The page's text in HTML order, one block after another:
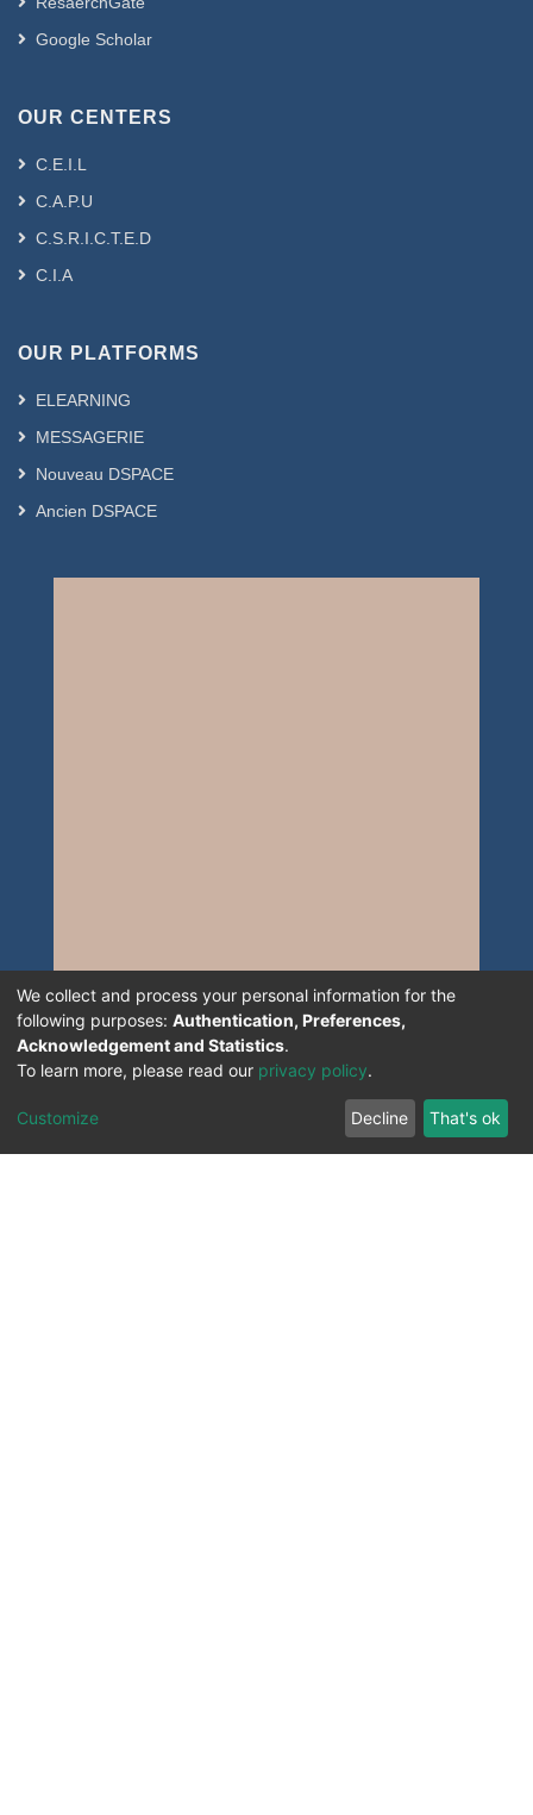
Google Scholar
OUR CENTERS
C.E.I.L
C.A.P.U
C.S.R.I.C.T.E.D
C.I.A
OUR PLATFORMS
ELEARNING
MESSAGERIE
Nouveau DSPACE
Ancien DSPACE
We collect and process your personal information for the
following purposes: Authentication, Preferences,
Acknowledgement and Statistics.
To learn more, please read our privacy policy.
Customize Decline That's ok